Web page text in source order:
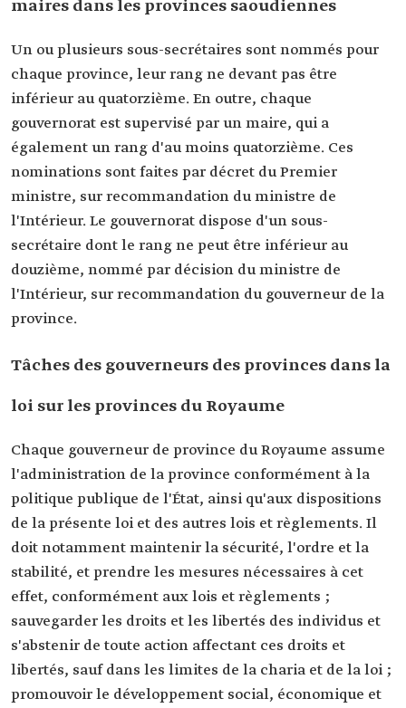
maires dans les provinces saoudiennes
Un ou plusieurs sous-secrétaires sont nommés pour
chaque province, leur rang ne devant pas être
inférieur au quatorzième. En outre, chaque
gouvernorat est supervisé par un maire, qui a
également un rang d'au moins quatorzième. Ces
nominations sont faites par décret du Premier
ministre, sur recommandation du ministre de
l'Intérieur. Le gouvernorat dispose d'un sous-
secrétaire dont le rang ne peut être inférieur au
douzième, nommé par décision du ministre de
l'Intérieur, sur recommandation du gouverneur de la
province.
Tâches des gouverneurs des provinces dans la
loi sur les provinces du Royaume
Chaque gouverneur de province du Royaume assume
l'administration de la province conformément à la
politique publique de l'État, ainsi qu'aux dispositions
de la présente loi et des autres lois et règlements. Il
doit notamment maintenir la sécurité, l'ordre et la
stabilité, et prendre les mesures nécessaires à cet
effet, conformément aux lois et règlements ;
sauvegarder les droits et les libertés des individus et
s'abstenir de toute action affectant ces droits et
libertés, sauf dans les limites de la charia et de la loi ;
promouvoir le développement social, économique et